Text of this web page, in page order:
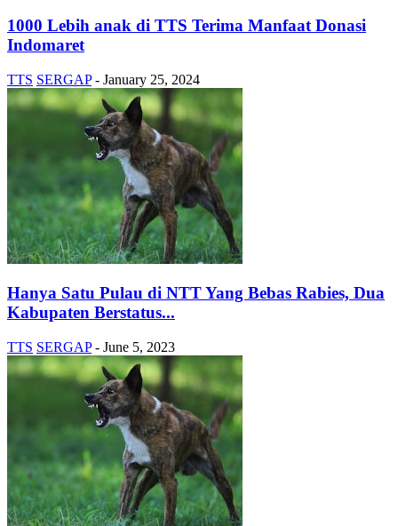
1000 Lebih anak di TTS Terima Manfaat Donasi
Indomaret
TTS SERGAP - January 25, 2024
Hanya Satu Pulau di NTT Yang Bebas Rabies, Dua
Kabupaten Berstatus...
TTS SERGAP - June 5, 2023